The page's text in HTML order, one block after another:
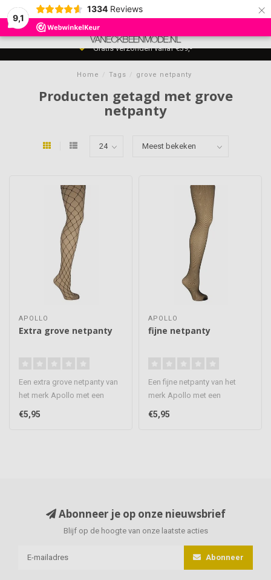
9,1
1334 Reviews ×
MENU
0
Gratis verzonden vanaf €39,-
Home / Tags / grove netpanty
Producten getagd met grove
netpanty
APOLLO
Extra grove netpanty
Een extra grove netpanty van
het merk Apollo met een
verstevigd teenstuk. De net..
€5,95
APOLLO
fijne netpanty
Een fijne netpanty van het
merk Apollo met een
verstevigd teenstuk. De
netpanty ..
€5,95
Abonneer je op onze nieuwsbrief
Blijf op de hoogte van onze laatste acties
Abonneer